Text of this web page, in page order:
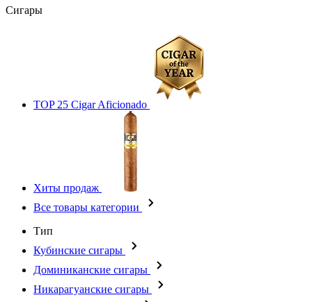
Сигары
TOP 25 Cigar Aficionado
Хиты продаж
Все товары категории
Тип
Кубинские сигары
Доминиканские сигары
Никарагуанские сигары